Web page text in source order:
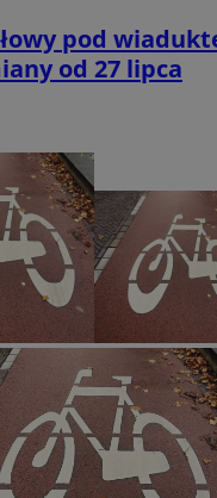
pod
od 27 lipca